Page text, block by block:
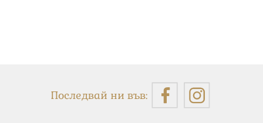
Последвай ни във: